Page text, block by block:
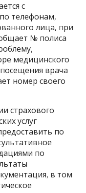
с
телефонам,
лица, при
№ полиса
медицинского
врача
номер своего
страхового
услуг
по
по
в том